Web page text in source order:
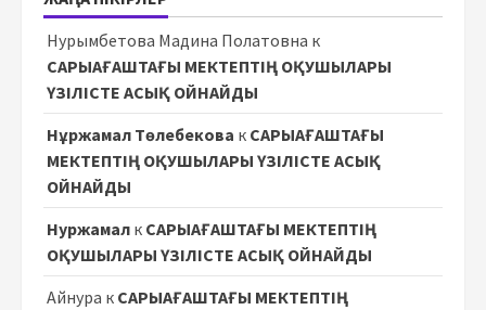
Нурымбетова Мадина Полатовна к
САРЫАҒАШТАҒЫ МЕКТЕПТІҢ ОҚУШЫЛАРЫ
ҮЗІЛІСТЕ АСЫҚ ОЙНАЙДЫ
Нұржамал Төлебекова к САРЫАҒАШТАҒЫ
МЕКТЕПТІҢ ОҚУШЫЛАРЫ ҮЗІЛІСТЕ АСЫҚ
ОЙНАЙДЫ
Нуржамал к САРЫАҒАШТАҒЫ МЕКТЕПТІҢ
ОҚУШЫЛАРЫ ҮЗІЛІСТЕ АСЫҚ ОЙНАЙДЫ
Айнура к САРЫАҒАШТАҒЫ МЕКТЕПТІҢ